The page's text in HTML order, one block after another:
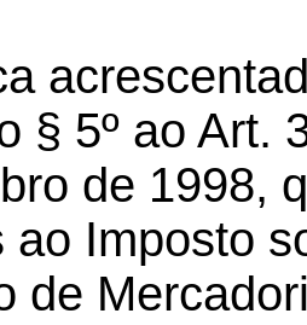
§ 5º ao Art.
de 1998,
ao Imposto
de